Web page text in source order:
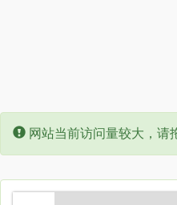
Error:
网站当前访问量较大，请